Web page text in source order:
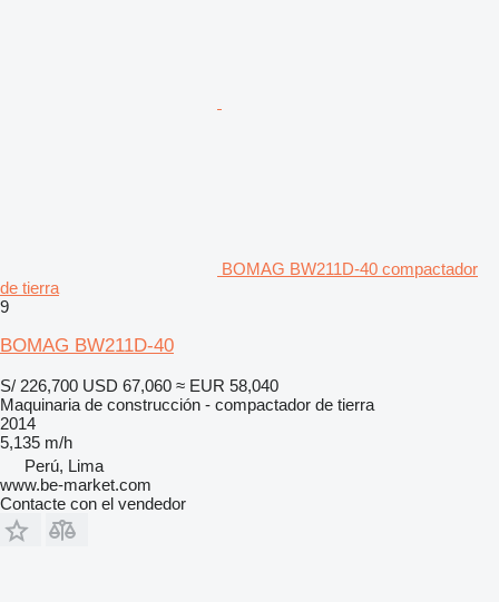
BOMAG BW211D-40 compactador
de tierra
9
BOMAG BW211D-40
S/ 226,700 USD 67,060 ≈ EUR 58,040
Maquinaria de construcción - compactador de tierra
2014
5,135 m/h
Perú, Lima
www.be-market.com
Contacte con el vendedor